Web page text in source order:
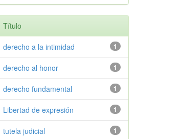
Título
1
derecho a la intimidad
1
derecho al honor
1
derecho fundamental
1
Libertad de expresión
1
tutela judicial